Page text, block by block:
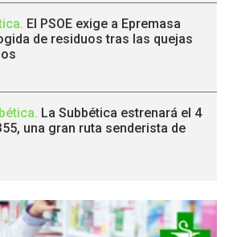
. El PSOE exige a Epremasa
de residuos tras las quejas
. La Subbética estrenará el 4
una gran ruta senderista de